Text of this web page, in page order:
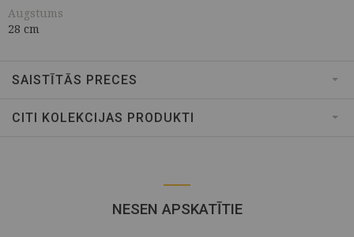
Augstums
28 cm
SAISTĪTĀS PRECES
CITI KOLEKCIJAS PRODUKTI
NESEN APSKATĪTIE